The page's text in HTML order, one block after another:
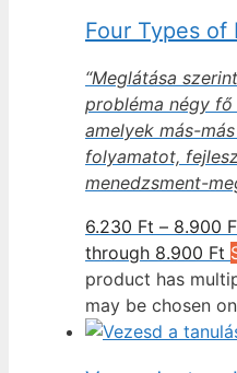
Four Types of
“Meglátása
probléma négy
amelyek más-
folyamatot,
menedzsment-
6.230 Ft – 8.900
through 8.900 Ft
product has
may be chosen